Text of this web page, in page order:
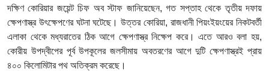
দক্ষিণ কোরিয়ার জয়েন্ট চিফ অব স্টাফ জানিয়েছেন, গত সপ্তাহ থেকে তৃতীয় দফায়
ক্ষেপণাস্ত্র উৎক্ষেপণের ঘটনা ঘটেছে। উত্তর কোরিয়া, রাজধানী পিয়ংইয়ংয়ের নিকটবর্তী
এলাকা থেকে মধ্যরাতের ঠিক আগে ক্ষেপণাস্ত্র নিক্ষেপ করে। এতে আরও বলা হয়,
কোরীয় উপদ্বীপের পূর্ব উপকূলের জলসীমায় অবতরণের আগে দুটি ক্ষেপণাস্ত্রই প্রায়
৪০০ কিলোমিটার পথ অতিক্রম করেছে।